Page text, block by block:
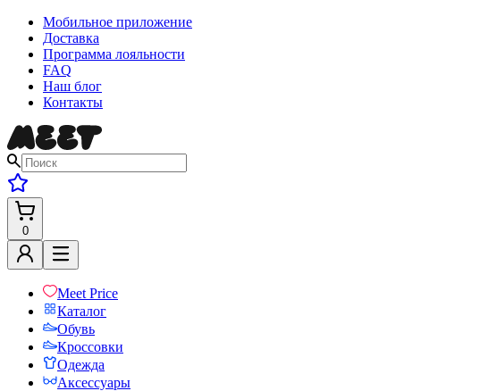
Мобильное приложение
Доставка
Программа лояльности
FAQ
Наш блог
Контакты
0
Meet Price
Каталог
Обувь
Кроссовки
Одежда
Аксессуары